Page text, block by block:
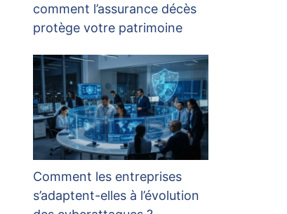
comment l’assurance décès
protège votre patrimoine
Comment les entreprises
s’adaptent-elles à l’évolution